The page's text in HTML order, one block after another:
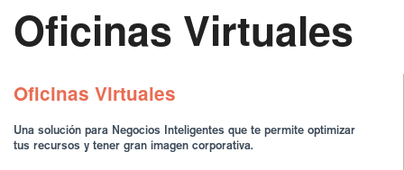
Oficinas Virtuales
Oficinas Virtuales
Una solución para Negocios Inteligentes que te permite optimizar
tus recursos y tener gran imagen corporativa.